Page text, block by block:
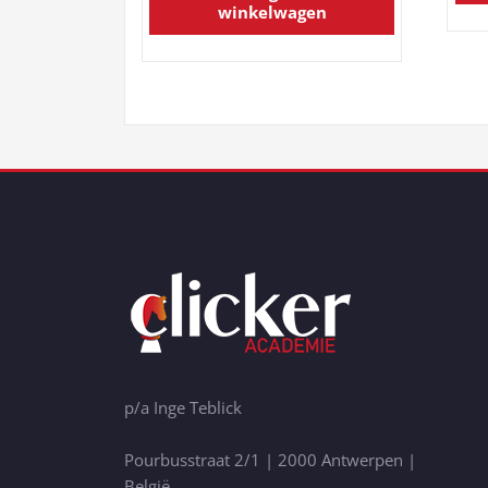
winkelwagen
p/a Inge Teblick
Pourbusstraat 2/1 | 2000 Antwerpen |